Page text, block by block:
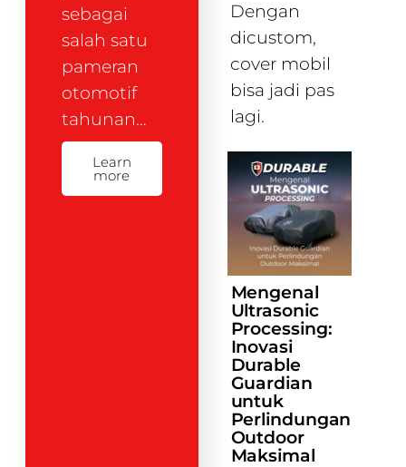
sebagai
salah satu
pameran
otomotif
tahunan…
Learn
more
Dengan
dicustom,
cover mobil
bisa jadi pas
lagi.
Mengenal
Ultrasonic
Processing:
Inovasi
Durable
Guardian
untuk
Perlindungan
Outdoor
Maksimal